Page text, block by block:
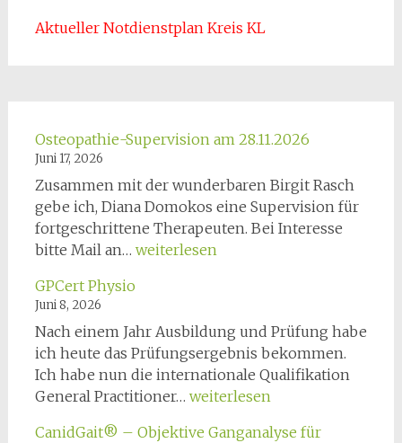
Aktueller Notdienstplan Kreis KL
Osteopathie-Supervision am 28.11.2026
Juni 17, 2026
Zusammen mit der wunderbaren Birgit Rasch
gebe ich, Diana Domokos eine Supervision für
fortgeschrittene Therapeuten. Bei Interesse
bitte Mail an… Osteopathie-
am
weiterlesen
GPCert Physio
Juni 8, 2026
Nach einem Jahr Ausbildung und Prüfung habe
ich heute das Prüfungsergebnis bekommen.
Ich habe nun die internationale Qualifikation
General Practitioner… GPCert
weiterlesen
CanidGait® – Objektive Ganganalyse für